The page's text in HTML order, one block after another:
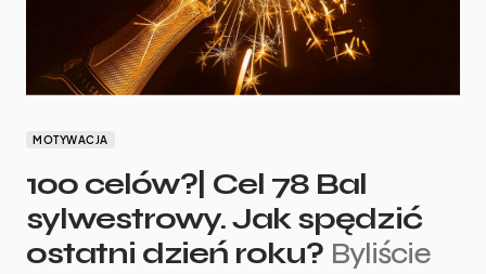
MOTYWACJA
100 celów?| Cel 78 Bal
sylwestrowy. Jak spędzić
ostatni dzień roku? Byliście